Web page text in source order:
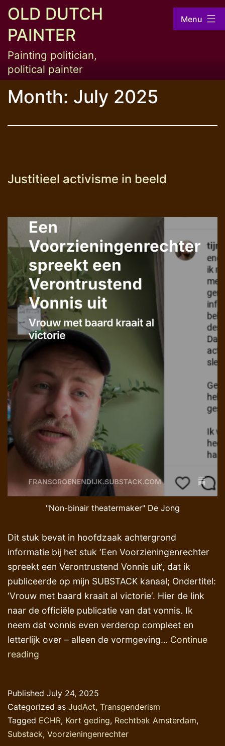
Skip
content
OLD DUTCH
PAINTER
Painting politician,
political painter
Menu
Month: July 2025
Justitieel activisme in beeld
"Non-binair theatermaker" De Jong
Dit stuk bevat in hoofdzaak achtergrond
informatie bij het stuk ‘Een Voorzieningenrechter
spreekt een Verontrustend Vonnis uit‘, dat ik
publiceerde op mijn SUBSTACK kanaal; Ondertitel:
‘Vrouw met baard kraait al victorie‘. Hier de link
naar de officiële publicatie van dat vonnis. Ik
neem dat vonnis even verderop compleet en
letterlijk over – alleen de vormgeving… Continue
reading
beeld
Published July 24, 2025
Categorized as JudAct, Transgenderism
Tagged ECHR, Kort geding, Rechtbak Amsterdam,
Substack, Voorzieningenrechter